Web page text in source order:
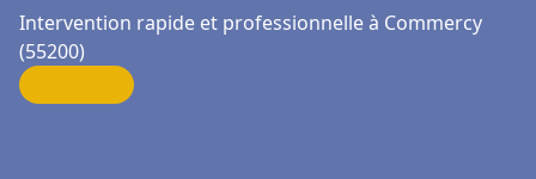
Intervention rapide et professionnelle à Commercy
(55200)